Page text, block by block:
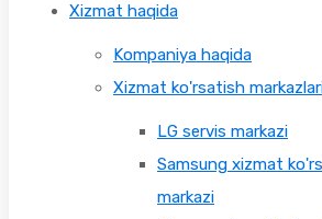
Xizmat haqida
Kompaniya haqida
Xizmat ko'rsatish
LG servis markazi
Samsung xizmat
markazi